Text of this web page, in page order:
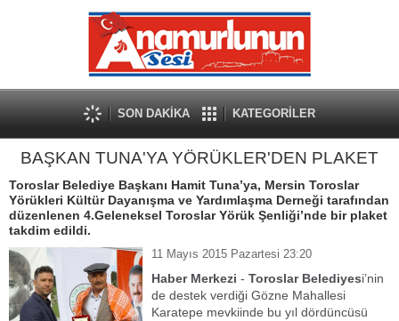
SON DAKİKA KATEGORİLER
BAŞKAN TUNA'YA YÖRÜKLER'DEN PLAKET
Toroslar Belediye Başkanı Hamit Tuna’ya, Mersin Toroslar
Yörükleri Kültür Dayanışma ve Yardımlaşma Derneği tarafından
düzenlenen 4.Geleneksel Toroslar Yörük Şenliği’nde bir plaket
takdim edildi.
11 Mayıs 2015 Pazartesi 23:20
Haber Merkezi - Toroslar Belediyesi’nin
de destek verdiği Gözne Mahallesi
Karatepe mevkiinde bu yıl dördüncüsü